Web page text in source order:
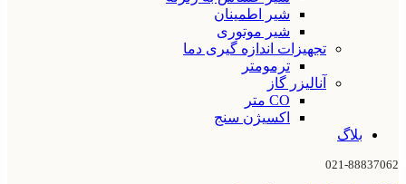
شیر اطمینان
شیر موتوری
تجهیزات اندازه گیری دما
ترمومتر
آنالیزر گاز
CO متر
اکسیژن سنج
بلاگ
021-88837062